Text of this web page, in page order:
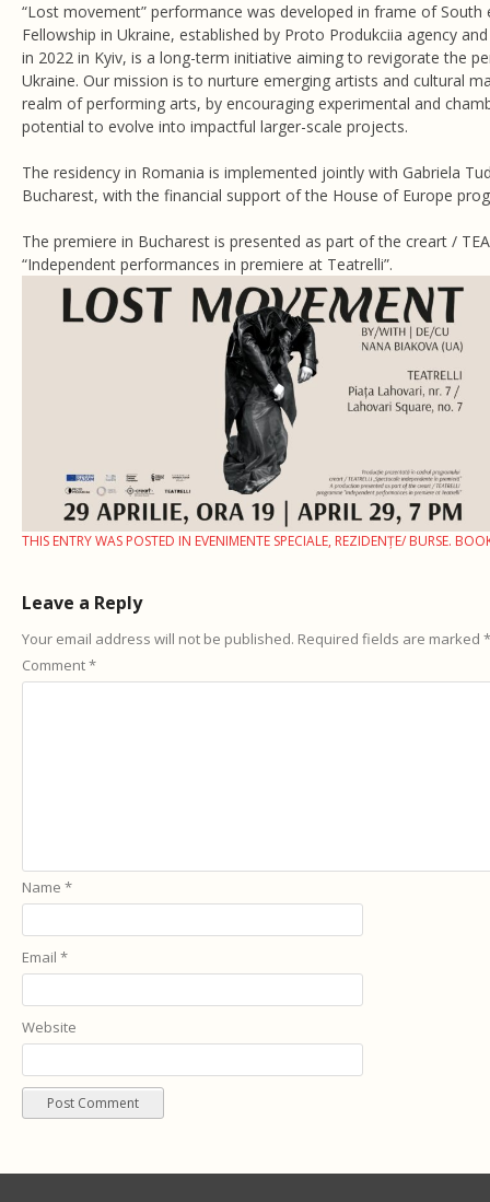
“Lost movement” performance was developed in frame of
Fellowship in Ukraine, established by Proto Produkciia agency
in 2022 in Kyiv, is a long-term initiative aiming to revigorate the
Ukraine. Our mission is to nurture emerging artists and cultural
realm of performing arts, by encouraging experimental and
potential to evolve into impactful larger-scale projects.
The residency in Romania is implemented jointly with Gabriela
Bucharest, with the financial support of the House of Europe
The premiere in Bucharest is presented as part of the creart /
“Independent performances in premiere at Teatrelli”.
THIS ENTRY WAS POSTED IN EVENIMENTE SPECIALE, REZIDENȚE/ BURSE.
Leave a Reply
Your email address will not be published. Required fields are marked *
Comment*
Name *
Email *
Website